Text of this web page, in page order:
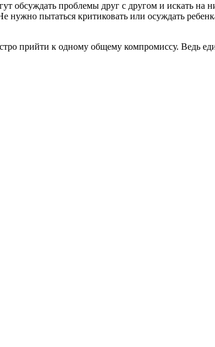
обсуждать проблемы друг с другом и искать на
нужно пытаться критиковать или осуждать
прийти к одному общему компромиссу. Ведь